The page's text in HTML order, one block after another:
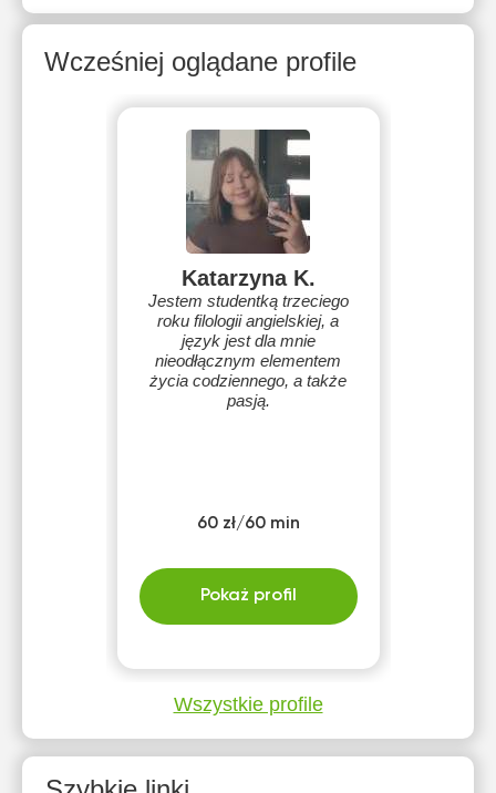
Wcześniej oglądane profile
Katarzyna K.
Jestem studentką trzeciego
roku filologii angielskiej, a
język jest dla mnie
nieodłącznym elementem
życia codziennego, a także
pasją.
60 zł/60 min
Pokaż profil
Wszystkie profile